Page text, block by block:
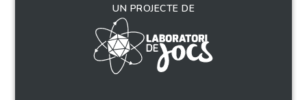
UN PROJECTE DE